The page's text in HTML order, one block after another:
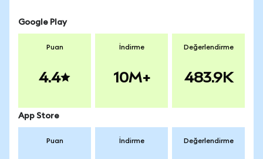
Google Play
Puan
4.4
İndirme
10M+
Değerlendirme
483.9K
App Store
Puan İndirme Değerlendirme